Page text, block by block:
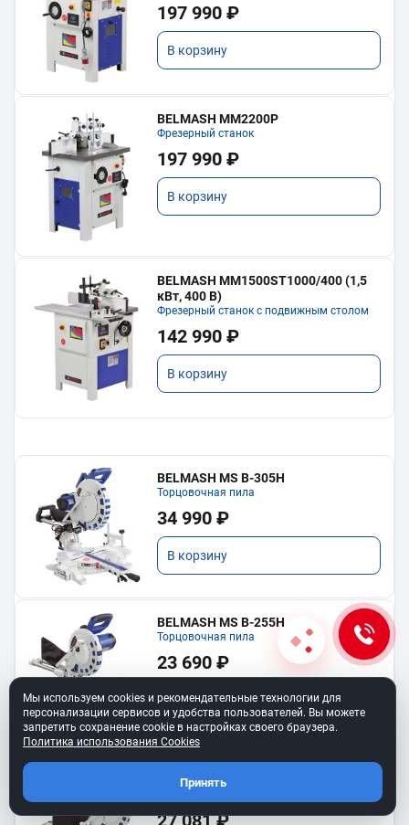
197 990 ₽
В корзину
BELMASH MM2200P
Фрезерный станок
197 990 ₽
В корзину
BELMASH MM1500ST1000/400 (1,5
кВт, 400 В)
Фрезерный станок с подвижным столом
142 990 ₽
В корзину
BELMASH MS B-305H
Торцовочная пила
34 990 ₽
В корзину
BELMASH MS B-255H
Торцовочная пила
23 690 ₽
В корзину
BELMASH MS B-255H COMBO
Комплект: пила MS B-255H, диск диск
27 081 ₽
Мы используем cookies и рекомендательные технологии для
персонализации сервисов и удобства пользователей. Вы можете
запретить сохранение cookie в настройках своего браузера.
Политика использования Cookies
Принять